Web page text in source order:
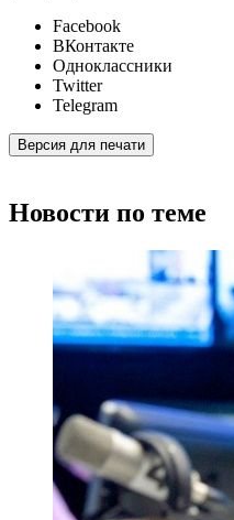
Facebook
ВКонтакте
Одноклассники
Twitter
Telegram
Версия для печати
Новости по теме